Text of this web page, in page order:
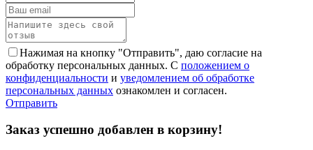
Нажимая на кнопку "Отправить", даю согласие на
обработку персональных данных. С положением о
конфиденциальности и уведомлением об обработке
персональных данных ознакомлен и согласен.
Отправить
Заказ успешно добавлен в корзину!